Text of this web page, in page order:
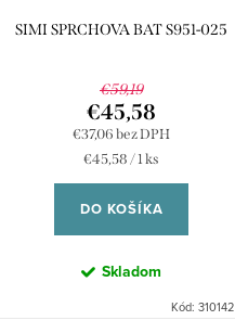
SIMI SPRCHOVA BAT S951-025
€59,19
€37,06 bez DPH
€45,58
Jednotková
€45,58 / 1 ks
DO KOŠÍKA
Skladom
Kód: 310142